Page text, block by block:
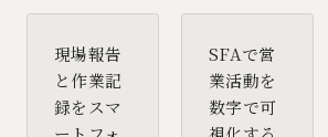
現場報告
と作業記
録をスマ
SFAで営
業活動を
数字で可